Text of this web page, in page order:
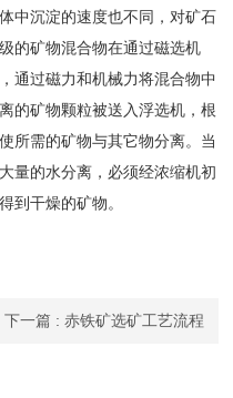
中沉淀的速度也不同，对矿石
的矿物混合物在通过磁选机
通过磁力和机械力将混合物中
的矿物颗粒被送入浮选机，根
所需的矿物与其它物分离。当
量的水分离，必须经浓缩机初
到干燥的矿物。
下一篇 : 赤铁矿选矿工艺流程